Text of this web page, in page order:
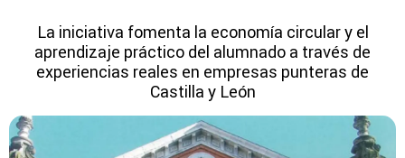
La iniciativa fomenta la economía circular y el
aprendizaje práctico del alumnado a través de
experiencias reales en empresas punteras de
Castilla y León